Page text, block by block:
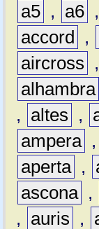
a5 , a6 ,
accord
,
aircross
,
alhambra
,
altes ,
ampera ,
aperta ,
ascona ,
,
auris ,